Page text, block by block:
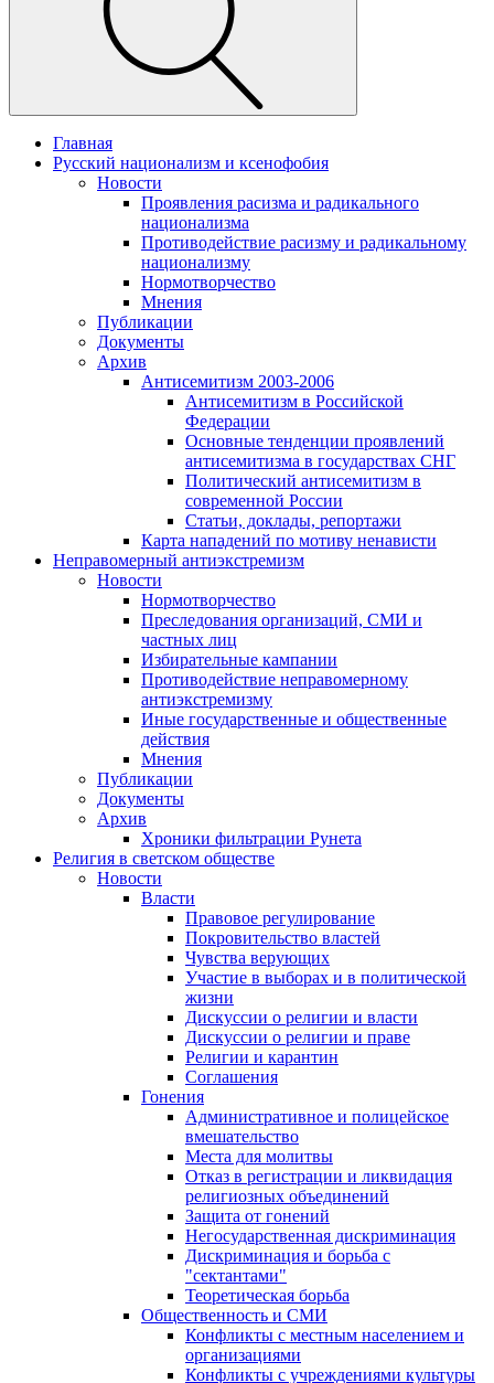
Главная
Русский национализм и ксенофобия
Новости
Проявления расизма и радикального
национализма
Противодействие расизму и радикальному
национализму
Нормотворчество
Мнения
Публикации
Документы
Архив
Антисемитизм 2003-2006
Антисемитизм в Российской
Федерации
Основные тенденции проявлений
антисемитизма в государствах СНГ
Политический антисемитизм в
современной России
Статьи, доклады, репортажи
Карта нападений по мотиву ненависти
Неправомерный антиэкстремизм
Новости
Нормотворчество
Преследования организаций, СМИ и
частных лиц
Избирательные кампании
Противодействие неправомерному
антиэкстремизму
Иные государственные и общественные
действия
Мнения
Публикации
Документы
Архив
Хроники фильтрации Рунета
Религия в светском обществе
Новости
Власти
Правовое регулирование
Покровительство властей
Чувства верующих
Участие в выборах и в политической
жизни
Дискуссии о религии и власти
Дискуссии о религии и праве
Религии и карантин
Соглашения
Гонения
Административное и полицейское
вмешательство
Места для молитвы
Отказ в регистрации и ликвидация
религиозных объединений
Защита от гонений
Негосударственная дискриминация
Дискриминация и борьба с
"сектантами"
Теоретическая борьба
Общественность и СМИ
Конфликты с местным населением и
организациями
Конфликты с учреждениями культуры